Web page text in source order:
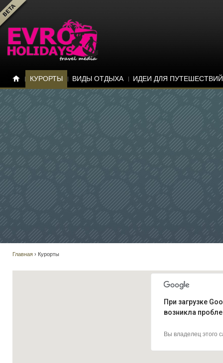
КУРОРТЫ ВИДЫ ОТДЫХА ИДЕИ ДЛЯ ПУТЕШЕСТВИЙ
Главная › Курорты
При загрузке
возникла
Вы владелец этого